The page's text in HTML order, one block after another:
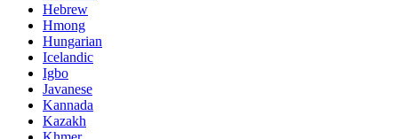
Hebrew
Hmong
Hungarian
Icelandic
Igbo
Javanese
Kannada
Kazakh